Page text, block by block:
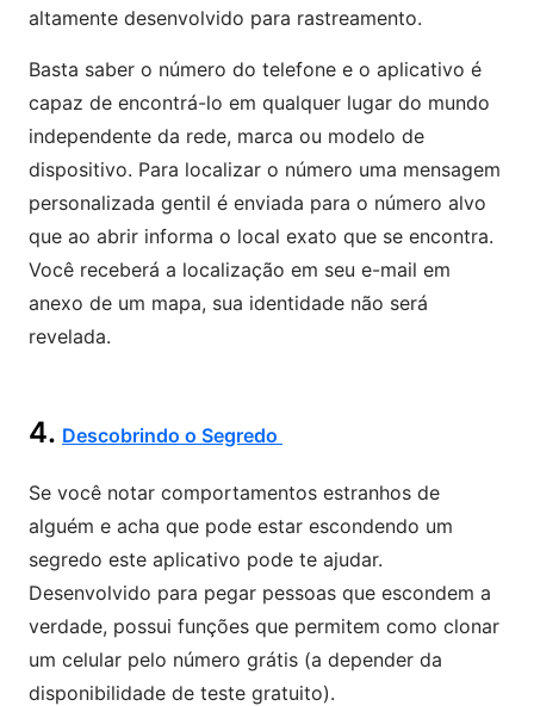
altamente desenvolvido para rastreamento.
Basta saber o número do telefone e o aplicativo é
capaz de encontrá-lo em qualquer lugar do mundo
independente da rede, marca ou modelo de
dispositivo. Para localizar o número uma mensagem
personalizada gentil é enviada para o número alvo
que ao abrir informa o local exato que se encontra.
Você receberá a localização em seu e-mail em
anexo de um mapa, sua identidade não será
revelada.
4. Descobrindo o Segredo
Se você notar comportamentos estranhos de
alguém e acha que pode estar escondendo um
segredo este aplicativo pode te ajudar.
Desenvolvido para pegar pessoas que escondem a
verdade, possui funções que permitem como clonar
um celular pelo número grátis (a depender da
disponibilidade de teste gratuito).